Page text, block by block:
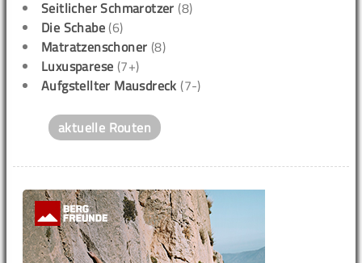
Seitlicher Schmarotzer (8)
Die Schabe (6)
Matratzenschoner (8)
Luxusparese (7+)
Aufgstellter Mausdreck (7-)
aktuelle Routen